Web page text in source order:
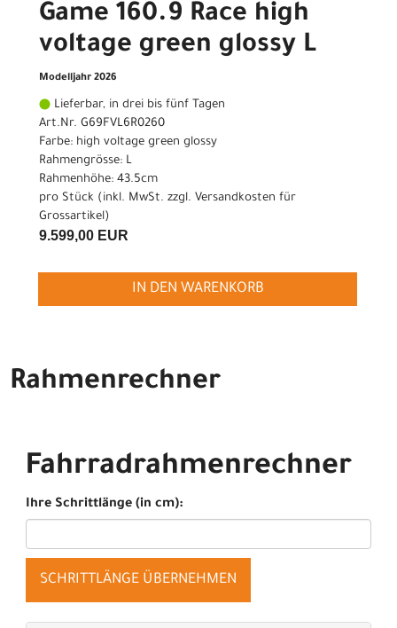
Game 160.9 Race high
voltage green glossy L
Modelljahr 2026
Lieferbar, in drei bis fünf Tagen
Art.Nr. G69FVL6R0260
Farbe: high voltage green glossy
Rahmengrösse: L
Rahmenhöhe: 43.5cm
pro Stück (inkl. MwSt. zzgl. Versandkosten für
Grossartikel)
9.599,00 EUR
IN DEN WARENKORB
Rahmenrechner
Fahrradrahmenrechner
Ihre Schrittlänge (in cm):
SCHRITTLÄNGE ÜBERNEHMEN